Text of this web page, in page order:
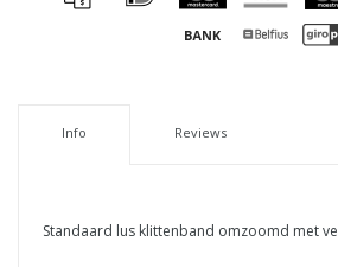
Info Reviews
Standaard lus klittenband omzoomd met